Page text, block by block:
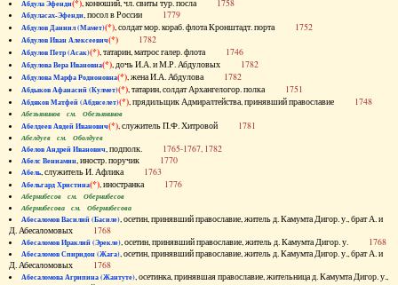
Абдула Эфенди(*), конюший, чл. свиты тур. посла 1758
Абдуласах-Эфенди, посол в России 1779
Абдулов Даниил (Мамет)(*), солдат мор. кораб. флота Кронштадт. порта 1752
Абдулов Иван Алексеевич(*) 1782
Абдулов Петр (Асак)(*), татарин, матрос галер. флота 1746
Абдулова Вера Ивановна(*), дочь И.А. и М.Р. Абдуловых 1782
Абдулова Марфа Родионовна(*), жена И.А. Абдулова 1782
Абдыков Афанасий (Кулмет)(*), татарин, солдат Архангелогор. полка 1751
Абдяков Матфей (Абдяселет)(*), прядильщик Адмиралтейства, принявший православие 1748
Абезьянинов см. Обезьянинов
Абелдеев Авдей Иванович(*), служитель П.Ф. Хитровой 1781
Абелдуев см. Оболдуев
Абелов Андрей Иванович, подполк. 1765-1767, 1782
Абелс Вениамин, иностр. поручик 1770
Абель, служитель И. Афлика 1763
Абельгард Христина(*), иностранка 1776
Абернибесов см. Обернибесов
Абернибесова см. Обернибесова
Абесаломов Василий (Басиле), осетин, принявший православие, житель д. Камумта Дигор. у., брат А. и
Д. Абесаломовых 1768
Абесаломов Ираклий (Эрекле), осетин, принявший православие, житель д. Камумта Дигор. у. 1768
Абесаломов Спиридон (Жага), осетин, принявший православие, житель д. Камумта Дигор. у., брат А. и
Д. Абесаломовых 1768
Абесаломова Агрипина (Жантуте), осетинка, принявшая православие, жительница д. Камумта Дигор. у.,